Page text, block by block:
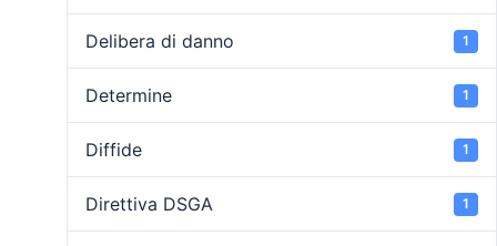
Delibera di danno 1
Determine 1
Diffide 1
Direttiva DSGA 1